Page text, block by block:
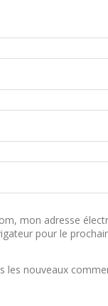
mon adresse
pour le
les nouveaux